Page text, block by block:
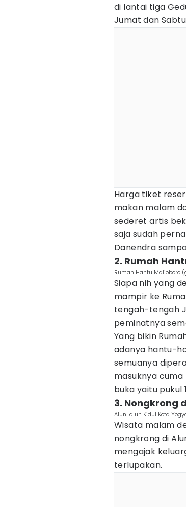
di lantai tiga
Jumat dan
Harga tiket
makan malam
sederet artis
saja sudah
Danendra
2. Rumah
Rumah Hantu Malioboro
Siapa nih yang
mampir ke
tengah-tengah
peminatnya
Yang bikin
adanya hantu-
semuanya
masuknya
buka yaitu pukul
3. Nongkrong
Alun-alun Kidul Kota
Wisata malam
nongkrong di
mengajak
terlupakan.